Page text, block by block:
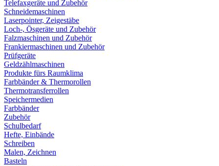
Telefaxgeräte und Zubehör
Schneidemaschinen
Laserpointer, Zeigestäbe
Loch-, Ösgeräte und Zubehör
Falzmaschinen und Zubehör
Frankiermaschinen und Zubehör
Prüfgeräte
Geldzählmaschinen
Produkte fürs Raumklima
Farbbänder & Thermorollen
Thermotransferrollen
Speichermedien
Farbbänder
Zubehör
Schulbedarf
Hefte, Einbände
Schreiben
Malen, Zeichnen
Basteln